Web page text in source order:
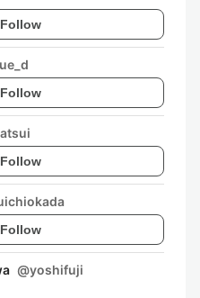
Follow
Follow
Follow
Follow
@yoshifuji